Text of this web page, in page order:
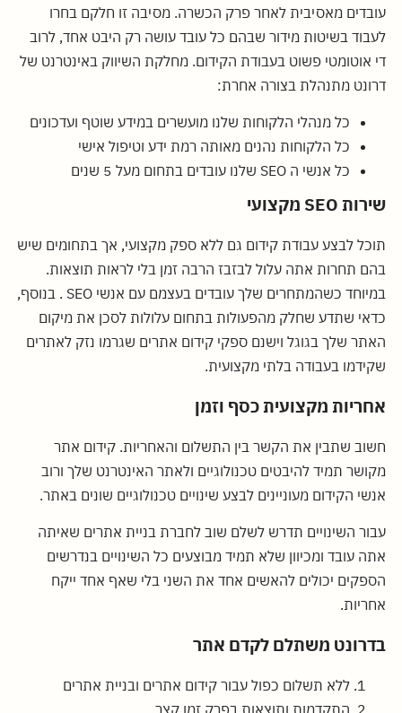
עובדים מאסיבית לאחר פרק הכשרה. מסיבה זו חלקם בחרו
לעבוד בשיטות מידור שבהם כל עובד עושה רק היבט אחד, לרוב
די אוטומטי פשוט בעבודת הקידום. מחלקת השיווק באינטרנט של
דרונט מתנהלת בצורה אחרת:
כל מנהלי הלקוחות שלנו מועשרים במידע שוטף ועדכונים
כל הלקוחות נהנים מאותה רמת ידע וטיפול אישי
כל אנשי ה SEO שלנו עובדים בתחום מעל 5 שנים
שירות SEO מקצועי
תוכל לבצע עבודת קידום גם ללא ספק מקצועי, אך בתחומים שיש
בהם תחרות אתה עלול לבזבז הרבה זמן בלי לראות תוצאות.
במיוחד כשהמתחרים שלך עובדים בעצמם עם אנשי SEO . בנוסף,
כדאי שתדע שחלק מהפעולות בתחום עלולות לסכן את מיקום
האתר שלך בגוגל וישנם ספקי קידום אתרים שגרמו נזק לאתרים
שקידמו בעבודה בלתי מקצועית.
אחריות מקצועית כסף וזמן
חשוב שתבין את הקשר בין התשלום והאחריות. קידום אתר
מקושר תמיד להיבטים טכנולוגיים ולאתר האינטרנט שלך ורוב
אנשי הקידום מעוניינים לבצע שינויים טכנולוגיים שונים באתר.
עבור השינויים תדרש לשלם שוב לחברת בניית אתרים שאיתה
אתה עובד ומכיוון שלא תמיד מבוצעים כל השינויים בנדרשים
הספקים יכולים להאשים אחד את השני בלי שאף אחד ייקח
אחריות.
בדרונט משתלם לקדם אתר
ללא תשלום כפול עבור קידום אתרים ובניית אתרים
התקדמות ותוצאות בפרק זמן קצר